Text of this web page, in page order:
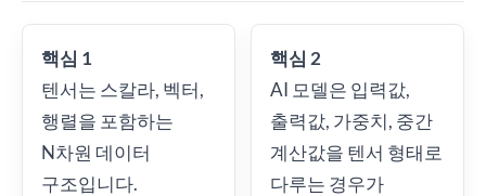
핵심 1
텐서는 스칼라, 벡터,
행렬을 포함하는
N차원 데이터
구조입니다.
핵심 2
AI 모델은 입력값,
출력값, 가중치, 중간
계산값을 텐서 형태로
다루는 경우가